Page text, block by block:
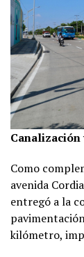
Canalización
Como
avenida
entregó a la
kilómetro,